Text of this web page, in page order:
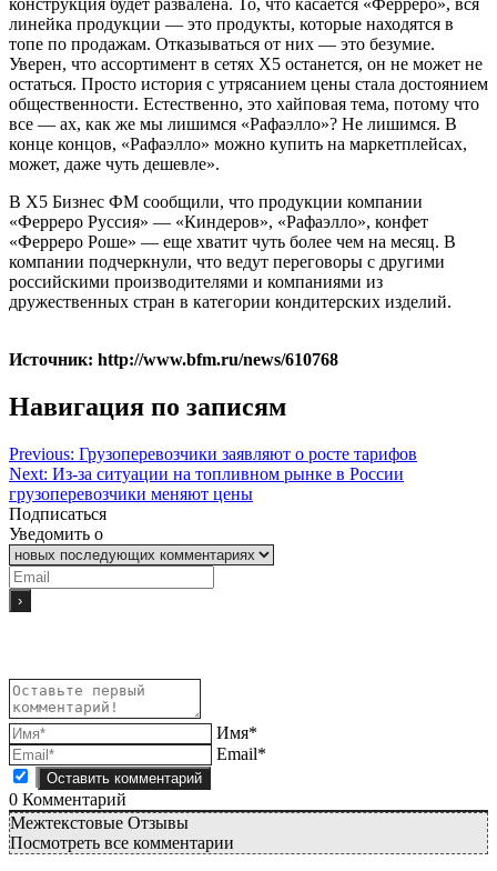
линейка продукции — это продукты, которые находятся в
топе по продажам. Отказываться от них — это безумие.
Уверен, что ассортимент в сетях Х5 останется, он не может не
остаться. Просто история с утрясанием цены стала достоянием
общественности. Естественно, это хайповая тема, потому что
все — ах, как же мы лишимся «Рафаэлло»? Не лишимся. В
конце концов, «Рафаэлло» можно купить на маркетплейсах,
может, даже чуть дешевле».
В X5 Бизнес ФМ сообщили, что продукции компании
«Ферреро Руссия» — «Киндеров», «Рафаэлло», конфет
«Ферреро Роше» — еще хватит чуть более чем на месяц. В
компании подчеркнули, что ведут переговоры с другими
российскими производителями и компаниями из
дружественных стран в категории кондитерских изделий.
Источник: http://www.bfm.ru/news/610768
Навигация по записям
Previous: Грузоперевозчики заявляют о росте тарифов
Next: Из-за ситуации на топливном рынке в России
грузоперевозчики меняют цены
Подписаться
Уведомить о
Имя*
Email*
0 Комментарий
Межтекстовые Отзывы
Посмотреть все комментарии